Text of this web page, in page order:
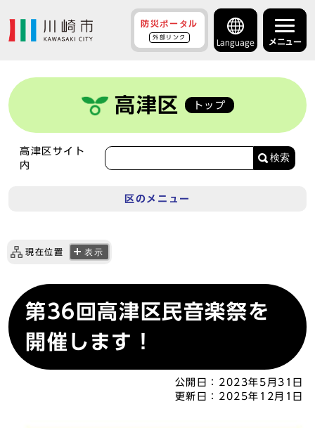
防災ポータル
外部リンク
Language メニュー
高津区 トップ
高津区サイト
内
検索
区のメニュー
現在位置 表示
第36回高津区民音楽祭を
開催します！
公開日： 2023年5月31日
更新日： 2025年12月1日